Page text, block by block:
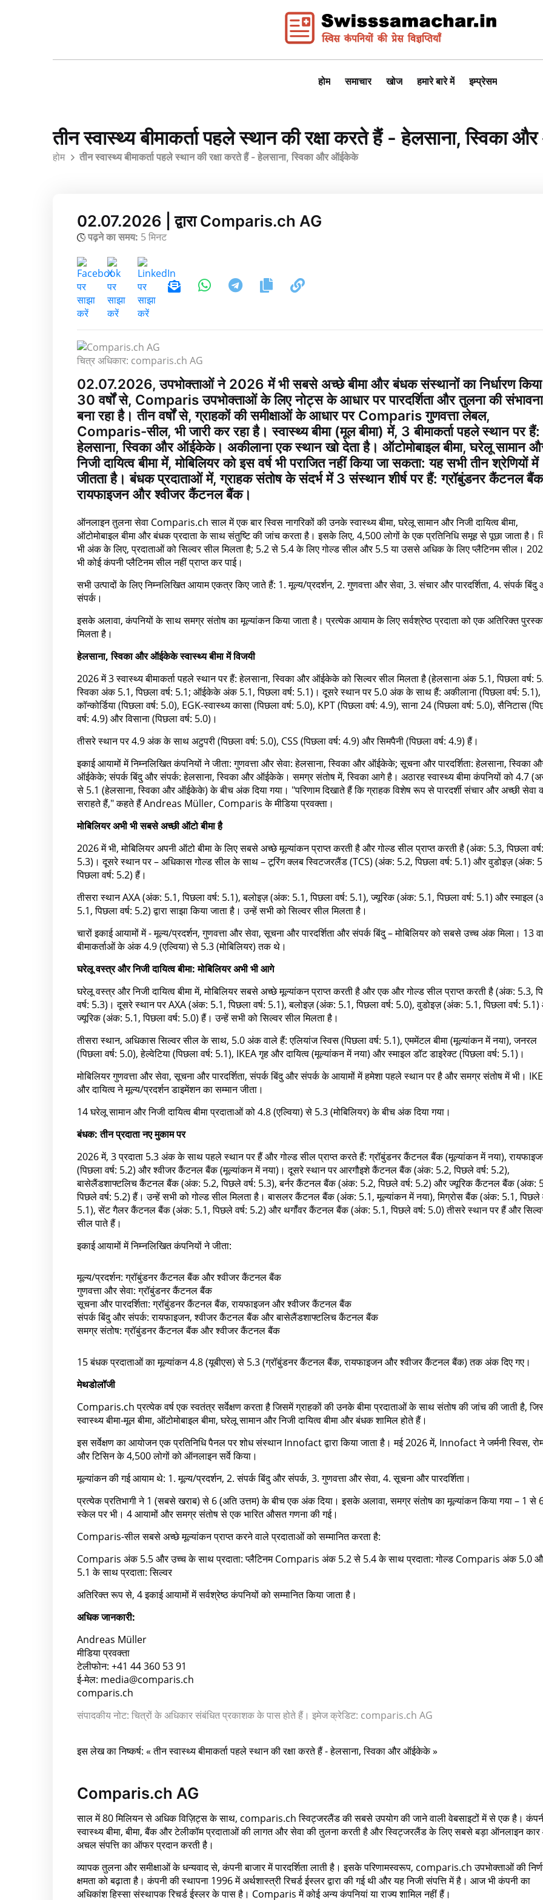
होम समाचार खोज हमारे बारे में इम्प्रेसम
तीन स्वास्थ्य बीमाकर्ता पहले स्थान की रक्षा करते हैं - हेलसाना, स्विका
होम तीन स्वास्थ्य बीमाकर्ता पहले स्थान की रक्षा करते हैं - हेलसाना, स्विका और ऑईकेके
02.07.2026 | द्वारा Comparis.ch AG
पढ़ने का समय: 5 मिनट
चित्र अधिकार: comparis.ch AG
02.07.2026, उपभोक्ताओं ने 2026 में भी सबसे अच्छे बीमा और बंधक संस्थानों का निर्धारण
30 वर्षों से, Comparis उपभोक्ताओं के लिए नोट्स के आधार पर पारदर्शिता और तुलना की संभावना
बना रहा है। तीन वर्षों से, ग्राहकों की समीक्षाओं के आधार पर Comparis गुणवत्ता लेबल,
Comparis-सील, भी जारी कर रहा है। स्वास्थ्य बीमा (मूल बीमा) में, 3 बीमाकर्ता पहले स्थान पर हैं:
हेलसाना, स्विका और ऑईकेके। अकीलाना एक स्थान खो देता है। ऑटोमोबाइल बीमा, घरेलू सामान
निजी दायित्व बीमा में, मोबिलियर को इस वर्ष भी पराजित नहीं किया जा सकता: यह सभी तीन श्रेणियों में
जीतता है। बंधक प्रदाताओं में, ग्राहक संतोष के संदर्भ में 3 संस्थान शीर्ष पर हैं: ग्रॉबुंडनर कैंटनल
रायफाइजन और श्वीजर कैंटनल बैंक।
ऑनलाइन तुलना सेवा Comparis.ch साल में एक बार स्विस नागरिकों की उनके स्वास्थ्य बीमा, घरेलू सामान और निजी दायित्व बीमा,
ऑटोमोबाइल बीमा और बंधक प्रदाता के साथ संतुष्टि की जांच करता है। इसके लिए, 4,500 लोगों के एक प्रतिनिधि समूह से पूछा जाता है।
भी अंक के लिए, प्रदाताओं को सिल्वर सील मिलता है; 5.2 से 5.4 के लिए गोल्ड सील और 5.5 या उससे अधिक के लिए प्लैटिनम सील।
भी कोई कंपनी प्लैटिनम सील नहीं प्राप्त कर पाई।
सभी उत्पादों के लिए निम्नलिखित आयाम एकत्र किए जाते हैं: 1. मूल्य/प्रदर्शन, 2. गुणवत्ता और सेवा, 3. संचार और पारदर्शिता, 4. संपर्क बिंदु
संपर्क।
इसके अलावा, कंपनियों के साथ समग्र संतोष का मूल्यांकन किया जाता है। प्रत्येक आयाम के लिए सर्वश्रेष्ठ प्रदाता को एक अतिरिक्त
मिलता है।
हेलसाना, स्विका और ऑईकेके स्वास्थ्य बीमा में विजयी
2026 में 3 स्वास्थ्य बीमाकर्ता पहले स्थान पर हैं: हेलसाना, स्विका और ऑईकेके को सिल्वर सील मिलता है (हेलसाना अंक 5.1, पिछला वर्ष:
स्विका अंक 5.1, पिछला वर्ष: 5.1; ऑईकेके अंक 5.1, पिछला वर्ष: 5.1)। दूसरे स्थान पर 5.0 अंक के साथ हैं: अकीलाना (पिछला वर्ष: 5.1),
कॉन्कोर्डिया (पिछला वर्ष: 5.0), EGK-स्वास्थ्य कासा (पिछला वर्ष: 5.0), KPT (पिछला वर्ष: 4.9), साना 24 (पिछला वर्ष: 5.0), सैनिटास
वर्ष: 4.9) और विसाना (पिछला वर्ष: 5.0)।
तीसरे स्थान पर 4.9 अंक के साथ अटुपरी (पिछला वर्ष: 5.0), CSS (पिछला वर्ष: 4.9) और सिमपैनी (पिछला वर्ष: 4.9) हैं।
इकाई आयामों में निम्नलिखित कंपनियों ने जीता: गुणवत्ता और सेवा: हेलसाना, स्विका और ऑईकेके; सूचना और पारदर्शिता: हेलसाना, स्विका
ऑईकेके; संपर्क बिंदु और संपर्क: हेलसाना, स्विका और ऑईकेके। समग्र संतोष में, स्विका आगे है। अठारह स्वास्थ्य बीमा कंपनियों को 4.7
से 5.1 (हेलसाना, स्विका और ऑईकेके) के बीच अंक दिया गया। "परिणाम दिखाते हैं कि ग्राहक विशेष रूप से पारदर्शी संचार और अच्छी सेवा
सराहते हैं," कहते हैं Andreas Müller, Comparis के मीडिया प्रवक्ता।
मोबिलियर अभी भी सबसे अच्छी ऑटो बीमा है
2026 में भी, मोबिलियर अपनी ऑटो बीमा के लिए सबसे अच्छे मूल्यांकन प्राप्त करती है और गोल्ड सील प्राप्त करती है (अंक: 5.3, पिछला वर्ष:
5.3)। दूसरे स्थान पर – अधिकास गोल्ड सील के साथ – टूरिंग क्लब स्विटजरलैंड (TCS) (अंक: 5.2, पिछला वर्ष: 5.1) और वुडोइज़ (अंक:
पिछला वर्ष: 5.2) हैं।
तीसरा स्थान AXA (अंक: 5.1, पिछला वर्ष: 5.1), बलोइज़ (अंक: 5.1, पिछला वर्ष: 5.1), ज्यूरिक (अंक: 5.1, पिछला वर्ष: 5.1) और स्माइल
5.1, पिछला वर्ष: 5.2) द्वारा साझा किया जाता है। उन्हें सभी को सिल्वर सील मिलता है।
चारों इकाई आयामों में - मूल्य/प्रदर्शन, गुणवत्ता और सेवा, सूचना और पारदर्शिता और संपर्क बिंदु – मोबिलियर को सबसे उच्च अंक मिला। 13
बीमाकर्ताओं के अंक 4.9 (एल्विया) से 5.3 (मोबिलियर) तक थे।
घरेलू वस्त्र और निजी दायित्व बीमा: मोबिलियर अभी भी आगे
घरेलू वस्त्र और निजी दायित्व बीमा में, मोबिलियर सबसे अच्छे मूल्यांकन प्राप्त करती है और एक और गोल्ड सील प्राप्त करती है (अंक: 5.3,
वर्ष: 5.3)। दूसरे स्थान पर AXA (अंक: 5.1, पिछला वर्ष: 5.1), बलोइज़ (अंक: 5.1, पिछला वर्ष: 5.0), वुडोइज़ (अंक: 5.1, पिछला वर्ष:
ज्यूरिक (अंक: 5.1, पिछला वर्ष: 5.0) हैं। उन्हें सभी को सिल्वर सील मिलता है।
तीसरा स्थान, अधिकास सिल्वर सील के साथ, 5.0 अंक वाले हैं: एलियांज स्विस (पिछला वर्ष: 5.1), एममेंटल बीमा (मूल्यांकन में नया), जनरल
(पिछला वर्ष: 5.0), हेल्वेटिया (पिछला वर्ष: 5.1), IKEA गृह और दायित्व (मूल्यांकन में नया) और स्माइल डॉट डाइरेक्ट (पिछला वर्ष: 5.1)।
मोबिलियर गुणवत्ता और सेवा, सूचना और पारदर्शिता, संपर्क बिंदु और संपर्क के आयामों में हमेशा पहले स्थान पर है और समग्र संतोष में भी।
और दायित्व ने मूल्य/प्रदर्शन डाइमेंशन का सम्मान जीता।
14 घरेलू सामान और निजी दायित्व बीमा प्रदाताओं को 4.8 (एल्विया) से 5.3 (मोबिलियर) के बीच अंक दिया गया।
बंधक: तीन प्रदाता नए मुकाम पर
2026 में, 3 प्रदाता 5.3 अंक के साथ पहले स्थान पर हैं और गोल्ड सील प्राप्त करते हैं: ग्रॉबुंडनर कैंटनल बैंक (मूल्यांकन में नया),
(पिछला वर्ष: 5.2) और श्वीजर कैंटनल बैंक (मूल्यांकन में नया)। दूसरे स्थान पर आरगौइशे कैंटनल बैंक (अंक: 5.2, पिछले वर्ष: 5.2),
बासेलैंडशाफ्टलिच कैंटनल बैंक (अंक: 5.2, पिछले वर्ष: 5.3), बर्नर कैंटनल बैंक (अंक: 5.2, पिछले वर्ष: 5.2) और ज्यूरिक कैंटनल बैंक (अंक:
पिछले वर्ष: 5.2) हैं। उन्हें सभी को गोल्ड सील मिलता है। बासलर कैंटनल बैंक (अंक: 5.1, मूल्यांकन में नया), मिग्रोस बैंक (अंक: 5.1, पिछले
5.1), सेंट गैलर कैंटनल बैंक (अंक: 5.1, पिछले वर्ष: 5.2) और थर्गॉवर कैंटनल बैंक (अंक: 5.1, पिछले वर्ष: 5.0) तीसरे स्थान पर हैं और
सील पाते हैं।
इकाई आयामों में निम्नलिखित कंपनियों ने जीता:
मूल्य/प्रदर्शन: ग्रॉबुंडनर कैंटनल बैंक और श्वीजर कैंटनल बैंक
गुणवत्ता और सेवा: ग्रॉबुंडनर कैंटनल बैंक
सूचना और पारदर्शिता: ग्रॉबुंडनर कैंटनल बैंक, रायफाइजन और श्वीजर कैंटनल बैंक
संपर्क बिंदु और संपर्क: रायफाइजन, श्वीजर कैंटनल बैंक और बासेलैंडशाफ्टलिच कैंटनल बैंक
समग्र संतोष: ग्रॉबुंडनर कैंटनल बैंक और श्वीजर कैंटनल बैंक
15 बंधक प्रदाताओं का मूल्यांकन 4.8 (यूबीएस) से 5.3 (ग्रॉबुंडनर कैंटनल बैंक, रायफाइजन और श्वीजर कैंटनल बैंक) तक अंक दिए गए।
मेथडोलॉजी
Comparis.ch प्रत्येक वर्ष एक स्वतंत्र सर्वेक्षण करता है जिसमें ग्राहकों की उनके बीमा प्रदाताओं के साथ संतोष की जांच की जाती है,
स्वास्थ्य बीमा-मूल बीमा, ऑटोमोबाइल बीमा, घरेलू सामान और निजी दायित्व बीमा और बंधक शामिल होते हैं।
इस सर्वेक्षण का आयोजन एक प्रतिनिधि पैनल पर शोध संस्थान Innofact द्वारा किया जाता है। मई 2026 में, Innofact ने जर्मनी स्विस,
और टिसिन के 4,500 लोगों को ऑनलाइन सर्वे किया।
मूल्यांकन की गई आयाम थे: 1. मूल्य/प्रदर्शन, 2. संपर्क बिंदु और संपर्क, 3. गुणवत्ता और सेवा, 4. सूचना और पारदर्शिता।
प्रत्येक प्रतिभागी ने 1 (सबसे खराब) से 6 (अति उत्तम) के बीच एक अंक दिया। इसके अलावा, समग्र संतोष का मूल्यांकन किया गया – 1 से
स्केल पर भी। 4 आयामों और समग्र संतोष से एक भारित औसत गणना की गई।
Comparis-सील सबसे अच्छे मूल्यांकन प्राप्त करने वाले प्रदाताओं को सम्मानित करता है:
Comparis अंक 5.5 और उच्च के साथ प्रदाता: प्लैटिनम Comparis अंक 5.2 से 5.4 के साथ प्रदाता: गोल्ड Comparis अंक 5.0
5.1 के साथ प्रदाता: सिल्वर
अतिरिक्त रूप से, 4 इकाई आयामों में सर्वश्रेष्ठ कंपनियों को सम्मानित किया जाता है।
अधिक जानकारी:
Andreas Müller
मीडिया प्रवक्ता
टेलीफोन: +41 44 360 53 91
ई-मेल: media@comparis.ch
comparis.ch
संपादकीय नोट: चित्रों के अधिकार संबंधित प्रकाशक के पास होते हैं। इमेज क्रेडिट: comparis.ch AG
इस लेख का निष्कर्ष: « तीन स्वास्थ्य बीमाकर्ता पहले स्थान की रक्षा करते हैं - हेलसाना, स्विका और ऑईकेके »
Comparis.ch AG
साल में 80 मिलियन से अधिक विज़िट्स के साथ, comparis.ch स्विट्जरलैंड की सबसे उपयोग की जाने वाली वेबसाइटों में से एक है।
स्वास्थ्य बीमा, बीमा, बैंक और टेलीकॉम प्रदाताओं की लागत और सेवा की तुलना करती है और स्विट्जरलैंड के लिए सबसे बड़ा ऑनलाइन
अचल संपत्ति का ऑफर प्रदान करती है।
व्यापक तुलना और समीक्षाओं के धन्यवाद से, कंपनी बाजार में पारदर्शिता लाती है। इसके परिणामस्वरूप, comparis.ch उपभोक्ताओं की
क्षमता को बढ़ाता है। कंपनी की स्थापना 1996 में अर्थशास्त्री रिचर्ड ईस्लर द्वारा की गई थी और यह निजी संपत्ति में है। आज भी कंपनी का
अधिकांश हिस्सा संस्थापक रिचर्ड ईस्लर के पास है। Comparis में कोई अन्य कंपनियां या राज्य शामिल नहीं हैं।